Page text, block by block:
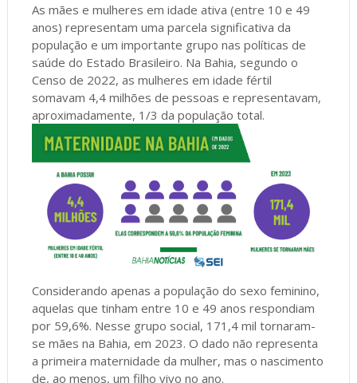
As mães e mulheres em idade ativa (entre 10 e 49
anos) representam uma parcela significativa da
população e um importante grupo nas políticas de
saúde do Estado Brasileiro. Na Bahia, segundo o
Censo de 2022, as mulheres em idade fértil
somavam 4,4 milhões de pessoas e representavam,
aproximadamente, 1/3 da população total.
Considerando apenas a população do sexo feminino,
aquelas que tinham entre 10 e 49 anos respondiam
por 59,6%. Nesse grupo social, 171,4 mil tornaram-
se mães na Bahia, em 2023. O dado não representa
a primeira maternidade da mulher, mas o nascimento
de, ao menos, um filho vivo no ano.